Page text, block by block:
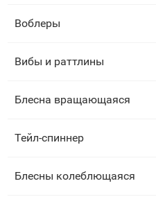
Воблеры
Вибы и раттлины
Блесна вращающаяся
Тейл-спиннер
Блесны колеблющаяся